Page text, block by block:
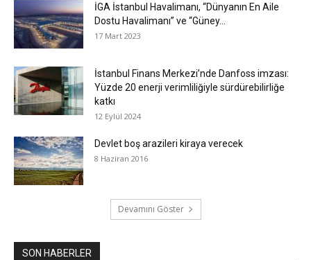
İGA İstanbul Havalimanı, “Dünyanın En Aile
Dostu Havalimanı” ve “Güney...
17 Mart 2023
İstanbul Finans Merkezi’nde Danfoss imzası:
Yüzde 20 enerji verimliliğiyle sürdürebilirliğe
katkı
12 Eylül 2024
Devlet boş arazileri kiraya verecek
8 Haziran 2016
Devamını Göster
SON HABERLER